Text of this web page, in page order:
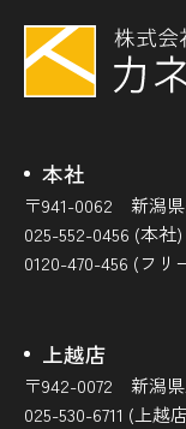
本社
〒941-0062 新潟
025-552-0456 (本社)
0120-470-456 (フリ
上越店
〒942-0072 新潟県
025-530-6711 (上越